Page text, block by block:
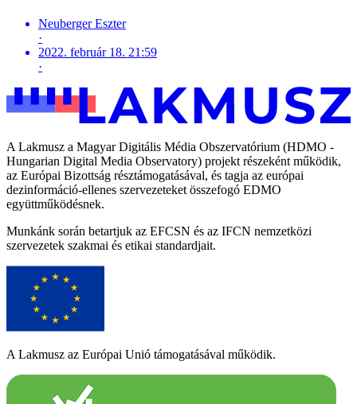
Neuberger Eszter
·
2022. február 18. 21:59
·
A Lakmusz a Magyar Digitális Média Obszervatórium (HDMO -
Hungarian Digital Media Observatory) projekt részeként működik,
az Európai Bizottság résztámogatásával, és tagja az európai
dezinformáció-ellenes szervezeteket összefogó EDMO
együttműködésnek.
Munkánk során betartjuk az EFCSN és az IFCN nemzetközi
szervezetek szakmai és etikai standardjait.
A Lakmusz az Európai Unió támogatásával működik.